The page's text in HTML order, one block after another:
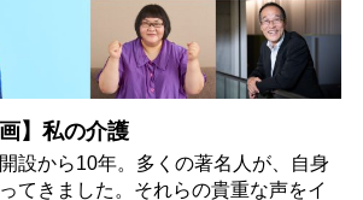
】私の介護
設から10年。多くの著名人が、自身
てきました。それらの貴重な声をイ